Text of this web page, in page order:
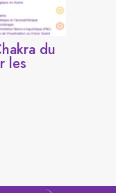
du
les